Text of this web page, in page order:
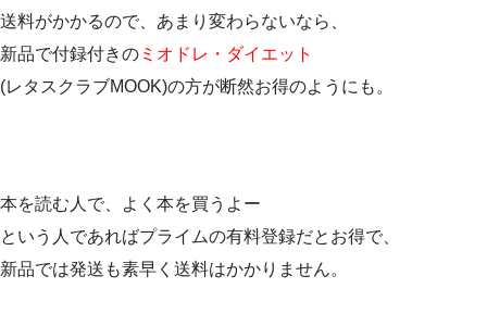
送料がかかるので、あまり変わらないなら、
新品で付録付きの ミオドレ・ダイエット
(レタスクラブMOOK)の方が断然お得のようにも。
本を読む人で、よく本を買うよー
という人であればプライムの有料登録だとお得で、
新品では発送も素早く送料はかかりません。